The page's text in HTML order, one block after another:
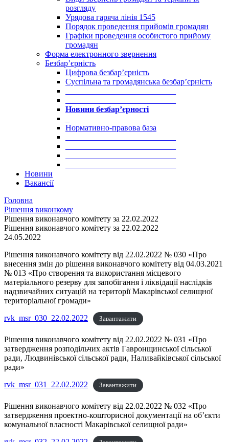
розгляду
Урядова гаряча лінія 1545
Порядок проведення прийомів громадян
Графіки проведення особистого прийому
громадян
Форма електронного звернення
Безбар’єрність
Цифрова безбар’єрність
Суспільна та громадянська безбар’єрність
Новини безбар’єрності
Нормативно-правова база
Новини
Вакансії
Головна
Рішення виконкому
Рішення виконавчого комітету за 22.02.2022
Рішення виконавчого комітету за 22.02.2022
24.05.2022
Рішення виконавчого комітету від 22.02.2022 № 030 «Про
внесення змін до рішення виконавчого комітету від 04.03.2021
№ 013 «Про створення та використання місцевого
матеріального резерву для запобігання і ліквідації наслідків
надзвичайних ситуацій на території Макарівської селищної
територіальної громади»
rvk_msr_030_22.02.2022
Завантажити
Рішення виконавчого комітету від 22.02.2022 № 031 «Про
затвердження розподільчих актів Гавронщинської сільської
ради, Людвинівської сільської ради, Наливайківської сільської
ради»
rvk_msr_031_22.02.2022
Завантажити
Рішення виконавчого комітету від 22.02.2022 № 032 «Про
затвердження проектно-кошторисної документації на об’єкти
комунальної власності Макарівської селищної ради»